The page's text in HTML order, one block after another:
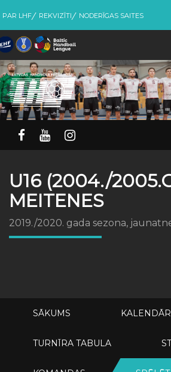
PAR LHF REKVIZĪTI NODERĪGAS SAITES
U16 (2004./
MEITENES
2019./2020. gada sezona,
SĀKUMS
TURNĪRA TABULA